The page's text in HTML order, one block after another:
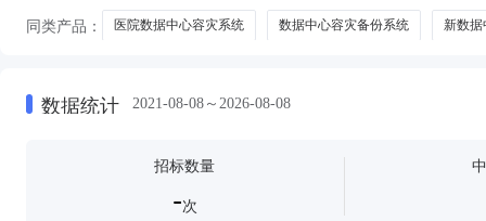
同类产品： 医院数据中心容灾系统 数据中心容灾备份系统 新数据
数据统计 2021-08-08～2026-08-08
招标数量
-次